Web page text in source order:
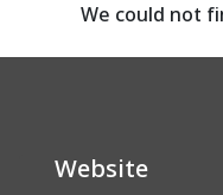
assignment ลงทะเบียน
We could not
Website